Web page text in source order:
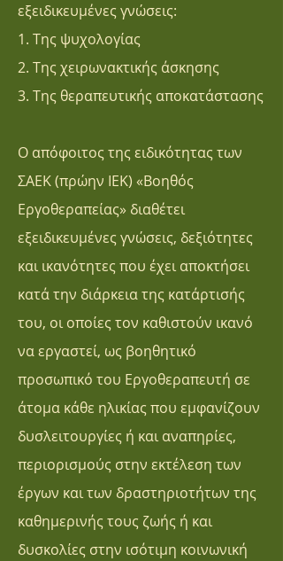
εξειδικευμένες γνώσεις:
1. Tης ψυχολογίας
2. Tης χειρωνακτικής άσκησης
3. Tης θεραπευτικής αποκατάστασης
Ο απόφοιτος της ειδικότητας των
ΣΑΕΚ (πρώην ΙΕΚ) «Βοηθός
Εργοθεραπείας» διαθέτει
εξειδικευμένες γνώσεις, δεξιότητες
και ικανότητες που έχει αποκτήσει
κατά την διάρκεια της κατάρτισής
του, οι οποίες τον καθιστούν ικανό
να εργαστεί, ως βοηθητικό
προσωπικό του Εργοθεραπευτή σε
άτομα κάθε ηλικίας που εμφανίζουν
δυσλειτουργίες ή και αναπηρίες,
περιορισμούς στην εκτέλεση των
έργων και των δραστηριοτήτων της
καθημερινής τους ζωής ή και
δυσκολίες στην ισότιμη κοινωνική